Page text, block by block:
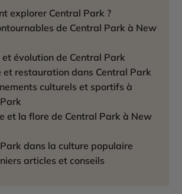
explorer Central Park ?
de Central Park à New
évolution de Central Park
et restauration dans Central Park
culturels et sportifs à
et la flore de Central Park à New
dans la culture populaire
articles et conseils